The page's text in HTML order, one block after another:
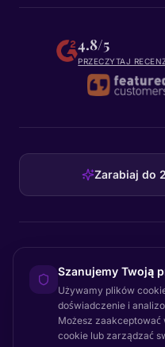
4.8/5
PRZECZYTAJ
Zarabiaj do
C/O GRROW, Pilestræde
Szanujemy Twoją
Używamy plików
doświadczenie i
Możesz
cookie lub zarządzać